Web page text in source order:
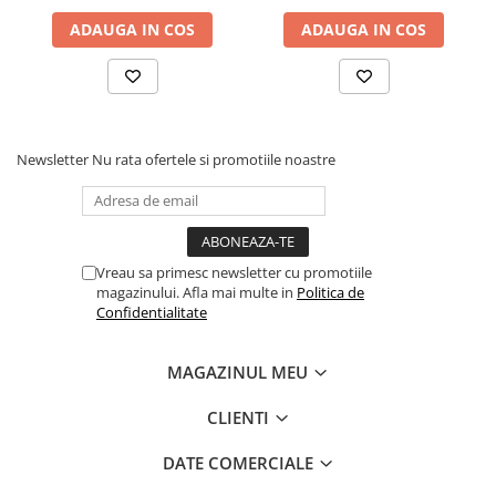
Dezvoltarea Afacerilor
Parenting & Familie
Psihologie, Psihanaliza
Sexualitate
Istorie & Filosofie
Mituri si Legende
Tot Adevarul
ADAUGA IN COS ADAUGA IN COS
Newsletter Nu rata ofertele si promotiile noastre
Vreau sa primesc newsletter cu promotiile
magazinului. Afla mai multe in Politica de
Confidentialitate
MAGAZINUL MEU
CLIENTI
DATE COMERCIALE